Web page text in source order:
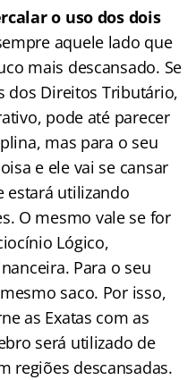
o uso dos dois
aquele lado que
mais descansado. Se
dos Direitos Tributário,
pode até parecer
mas para o seu
e ele vai se cansar
estará utilizando
O mesmo vale se for
Lógico,
Para o seu
saco. Por isso,
as Exatas com as
será utilizado de
regiões descansadas.